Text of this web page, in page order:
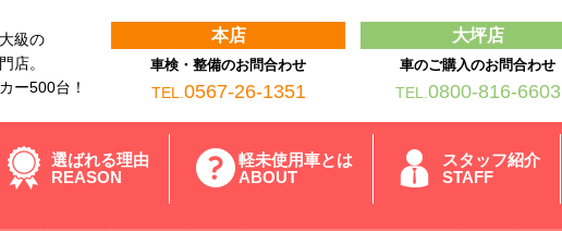
級の
店。
ー500台！
本店
車検・整備のお問合わせ
TEL. 0567-26-1351
大坪店
車のご購入のお問合わせ
TEL. 0800-816-6603
選ばれる理由
REASON
軽未使用車とは
ABOUT
スタッフ紹介
STAFF